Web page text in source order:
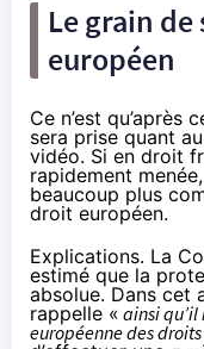
Le grain
européen
Ce n’est qu’après
sera prise quant
vidéo. Si en droit
rapidement
beaucoup plus
droit européen.
Explications. La
estimé que la
absolue. Danscet
rappelle « ainsi
européenne des